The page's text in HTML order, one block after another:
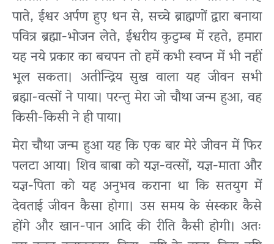
पाते, ईश्वर अर्पण हुए धन से, सच्चे ब्राह्मणों द्वारा बनाया
पवित्र ब्रह्मा-भोजन लेते, ईश्वरीय कुटुम्ब में रहते, हमारा
यह नये प्रकार का बचपन तो हमें कभी स्वप्न में भी नहीं
भूल सकता। अतीन्द्रिय सुख वाला यह जीवन सभी
ब्रह्मा-वत्सों ने पाया। परन्तु मेरा जो चौथा जन्म हुआ, वह
किसी-किसी ने ही पाया।
मेरा चौथा जन्म हुआ यह कि एक बार मेरे जीवन में फिर
पलटा आया। शिव बाबा को यज्ञ-वत्सों, यज्ञ-माता और
यज्ञ-पिता को यह अनुभव कराना था कि सतयुग में
देवताई जीवन कैसा होगा। उस समय के संस्कार कैसे
होंगे और खान-पान आदि की रीति कैसी होगी। अतः